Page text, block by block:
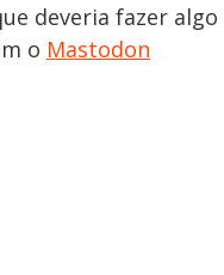
deveria fazer algo
o Mastodon